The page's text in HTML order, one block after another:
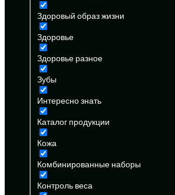
Здоровый образ жизни
Здоровье
Здоровье разное
Зубы
Интересно знать
Каталог продукции
Кожа
Комбинированные наборы
Контроль веса